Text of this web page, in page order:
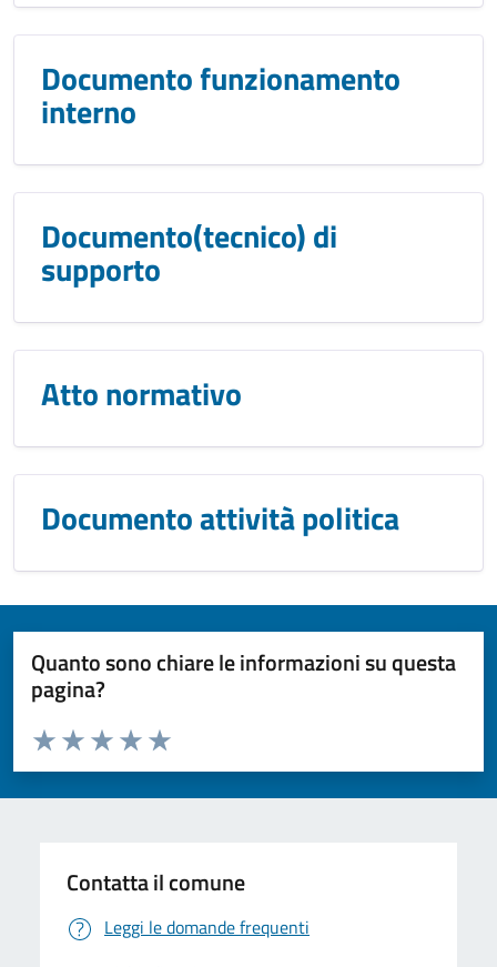
Documento funzionamento
interno
Documento(tecnico) di
supporto
Atto normativo
Documento attività politica
Quanto sono chiare le informazioni su questa
pagina?
Domanda
Valuta da 1 a 5 stelle la pagina
Valuta 5 stelle su 5
Valuta 4 stelle su 5
Valuta 3 stelle su 5
Valuta 2 stelle su 5
Valuta 1 stelle su 5
Contatta il comune
Leggi le domande frequenti